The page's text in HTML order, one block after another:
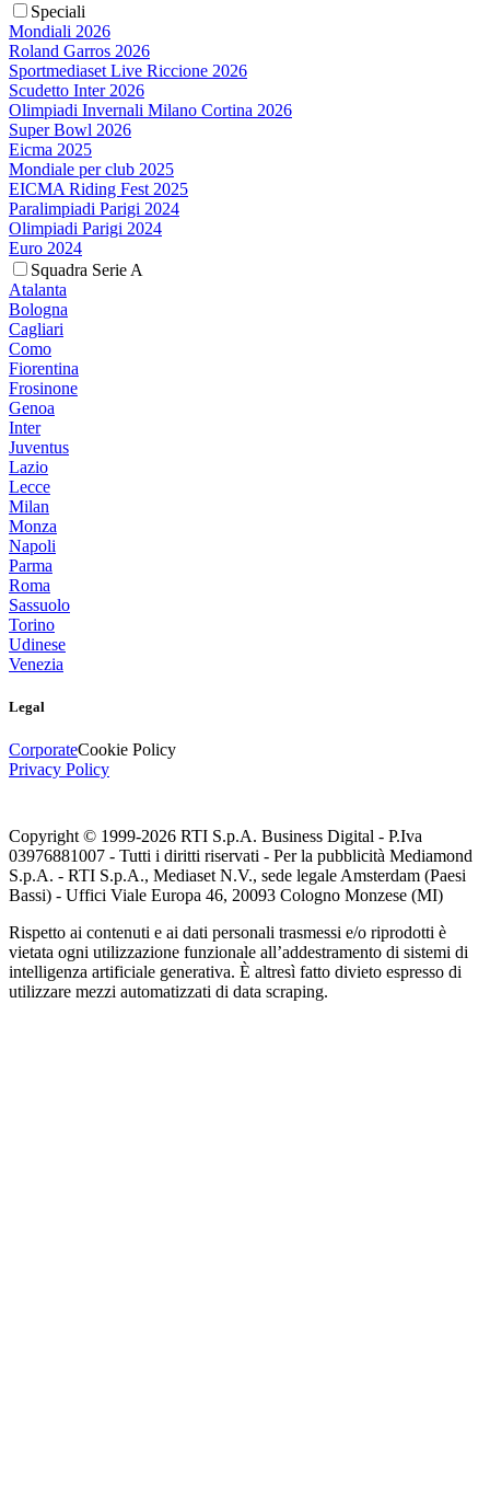
Speciali
Mondiali 2026
Roland Garros 2026
Sportmediaset Live Riccione 2026
Scudetto Inter 2026
Olimpiadi Invernali Milano Cortina 2026
Super Bowl 2026
Eicma 2025
Mondiale per club 2025
EICMA Riding Fest 2025
Paralimpiadi Parigi 2024
Olimpiadi Parigi 2024
Euro 2024
Squadra Serie A
Atalanta
Bologna
Cagliari
Como
Fiorentina
Frosinone
Genoa
Inter
Juventus
Lazio
Lecce
Milan
Monza
Napoli
Parma
Roma
Sassuolo
Torino
Udinese
Venezia
Legal
CorporateCookie Policy
Privacy Policy
Copyright © 1999-2026 RTI S.p.A. Business Digital - P.Iva
03976881007 - Tutti i diritti riservati - Per la pubblicità Mediamond
S.p.A. - RTI S.p.A., Mediaset N.V., sede legale Amsterdam (Paesi
Bassi) - Uffici Viale Europa 46, 20093 Cologno Monzese (MI)
Rispetto ai contenuti e ai dati personali trasmessi e/o riprodotti è
vietata ogni utilizzazione funzionale all’addestramento di sistemi di
intelligenza artificiale generativa. È altresì fatto divieto espresso di
utilizzare mezzi automatizzati di data scraping.